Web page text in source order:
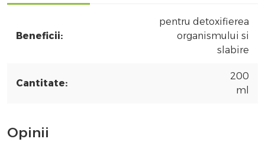
Beneficii:
pentru detoxifierea
organismului si
slabire
Cantitate:
200
ml
Opinii